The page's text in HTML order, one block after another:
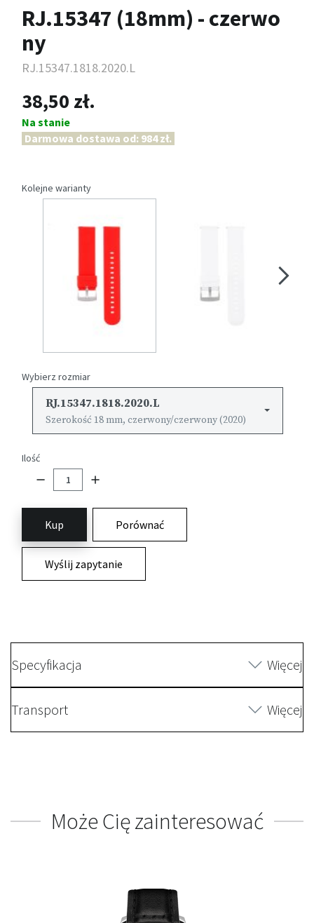
RJ.15347 (18mm) - czerwo
ny
RJ.15347.1818.2020.L
38,50 zł.
Na stanie
Darmowa dostawa od: 984 zł.
Kolejne warianty
Wybierz rozmiar
RJ.15347.1818.2020.L
Szerokość 18 mm, czerwony/czerwony (2020)
Ilość
Kup Porównać
Wyślij zapytanie
Specyfikacja Więcej
Transport Więcej
Może Cię zainteresować